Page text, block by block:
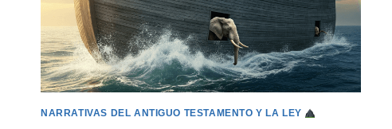
NARRATIVAS DEL ANTIGUO TESTAMENTO Y LA LEY